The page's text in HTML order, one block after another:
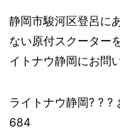
静岡市駿河区登呂に
ない原付スクーター
イトナウ静岡にお問
ライトナウ静岡? ?
684